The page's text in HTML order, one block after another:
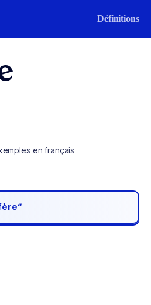
Définitions
en français